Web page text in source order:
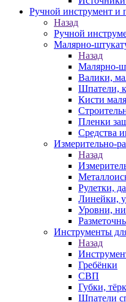
Ручной инструмент и
Назад
Ручной
Малярно-
Назад
Малярно-
Валики,
Шпатели,
Кисти
Пленки
Средства
Измерительно-
Назад
Рулетки,
Линейки,
Уровни,
Инструменты
Назад
Гребёнки
СВП
Губки,
Шпатели